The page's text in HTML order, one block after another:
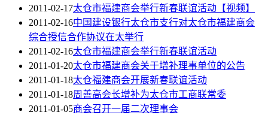
2011-02-17太仓市福建商会举行新春联谊活动【视频】
2011-02-16中国建设银行太仓市支行对太仓市福建商会
综合授信合作协议在太举行
2011-02-16太仓市福建商会举行新春联谊活动
2011-01-20太仓市福建商会关于增补理事单位的公告
2011-01-18太仓福建商会开展新春联谊活动
2011-01-18周善高会长增补为太仓市工商联常委
2011-01-05商会召开一届二次理事会